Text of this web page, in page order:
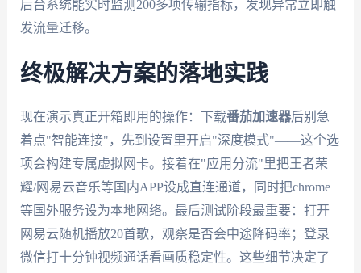
后台系统能实时监测200多项传输指标，发现异常立即触
发流量迁移。
终极解决方案的落地实践
现在演示真正开箱即用的操作：下载番茄加速器后别急
着点"智能连接"，先到设置里开启"深度模式"——这个选
项会构建专属虚拟网卡。接着在"应用分流"里把王者荣
耀/网易云音乐等国内APP设成直连通道，同时把chrome
等国外服务设为本地网络。最后测试阶段最重要：打开
网易云随机播放20首歌，观察是否会中途降码率；登录
微信打十分钟视频通话看画质稳定性。这些细节决定了